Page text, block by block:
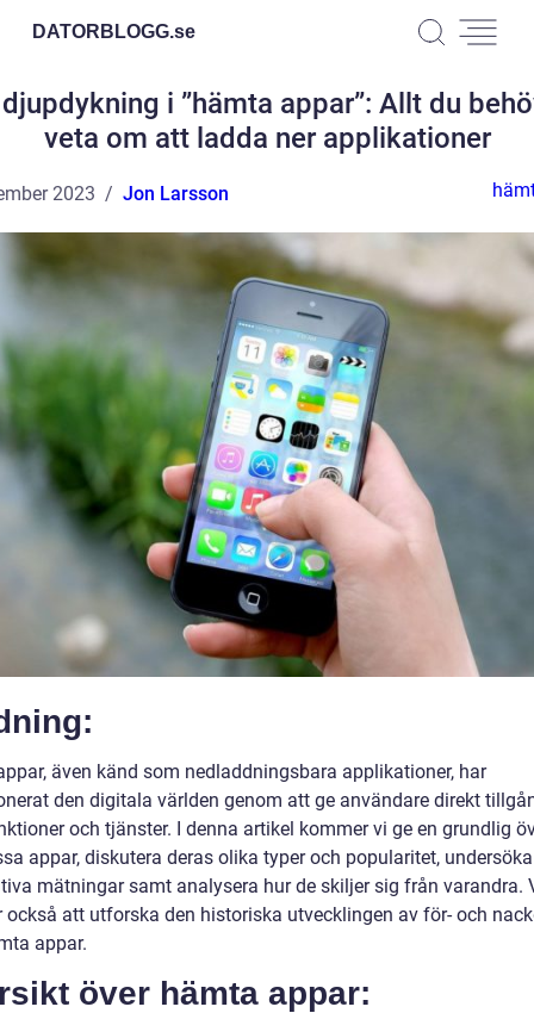
DATORBLOGG.se
i ”hämta appar”: Allt du
veta om att ladda ner applikationer
2023 Jon Larsson
även känd som nedladdningsbara applikationer, har
den digitala världen genom att ge användare direkt
och tjänster. I denna artikel kommer vi ge en grundlig
appar, diskutera deras olika typer och popularitet, undersöka
mätningar samt analysera hur de skiljer sig från varandra.
också att utforska den historiska utvecklingen av för- och
appar.
över hämta appar: